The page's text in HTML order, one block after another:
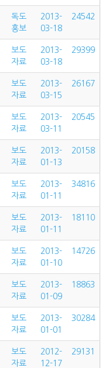
독도
홍보
2013-
03-18
24542
보도
자료
2013-
03-18
29399
보도
자료
2013-
03-15
26167
보도
자료
2013-
03-11
20545
보도
자료
2013-
01-13
20158
보도
자료
2013-
01-11
34816
보도
자료
2013-
01-11
18110
보도
자료
2013-
01-10
14726
보도
자료
2013-
01-09
18863
보도
자료
2013-
01-01
30284
보도
자료
2012-
12-17
29131